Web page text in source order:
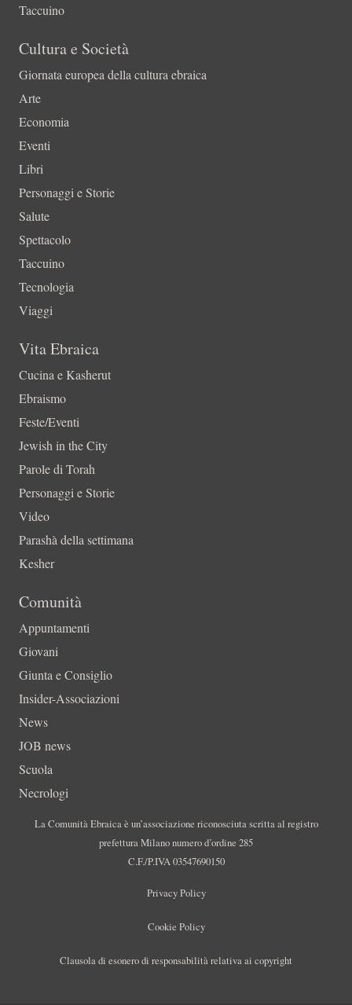
Taccuino
Cultura e Società
Giornata europea della cultura ebraica
Arte
Economia
Eventi
Libri
Personaggi e Storie
Salute
Spettacolo
Taccuino
Tecnologia
Viaggi
Vita Ebraica
Cucina e Kasherut
Ebraismo
Feste/Eventi
Jewish in the City
Parole di Torah
Personaggi e Storie
Video
Parashà della settimana
Kesher
Comunità
Appuntamenti
Giovani
Giunta e Consiglio
Insider-Associazioni
News
JOB news
Scuola
Necrologi
La Comunità Ebraica è un’associazione riconosciuta scritta al registro
prefettura Milano numero d’ordine 285
C.F./P.IVA 03547690150
Privacy Policy
Cookie Policy
Clausola di esonero di responsabilità relativa ai copyright